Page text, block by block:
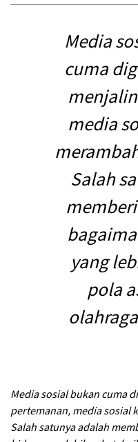
Media
cuma
media
Salah
yang
pola
Media sosial bukan cuma
pertemanan, media sosial
Salah satunya adalah